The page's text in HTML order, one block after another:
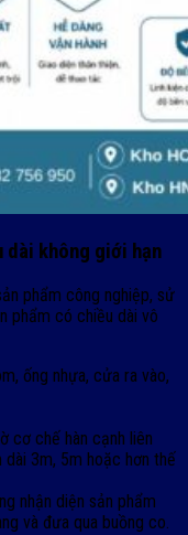
dài không giới hạn
phẩm công nghiệp, sử
phẩm có chiều dài vô
ống nhựa, cửa ra vào,
cơ chế hàn cạnh liên
3m, 5m hoặc hơn thế
nhận diện sản phẩm
và đưa qua buồng co.